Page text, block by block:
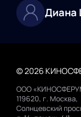
Диана
© 2026
ООО
119620, г. Москва,
Солнцевский